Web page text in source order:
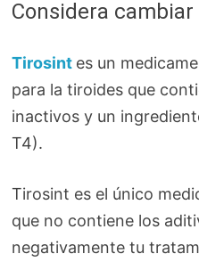
Considera
Tirosint es un
para la tiroides que
inactivos y un
T4).
Tirosint es el único
que no contiene los
negativamente tu